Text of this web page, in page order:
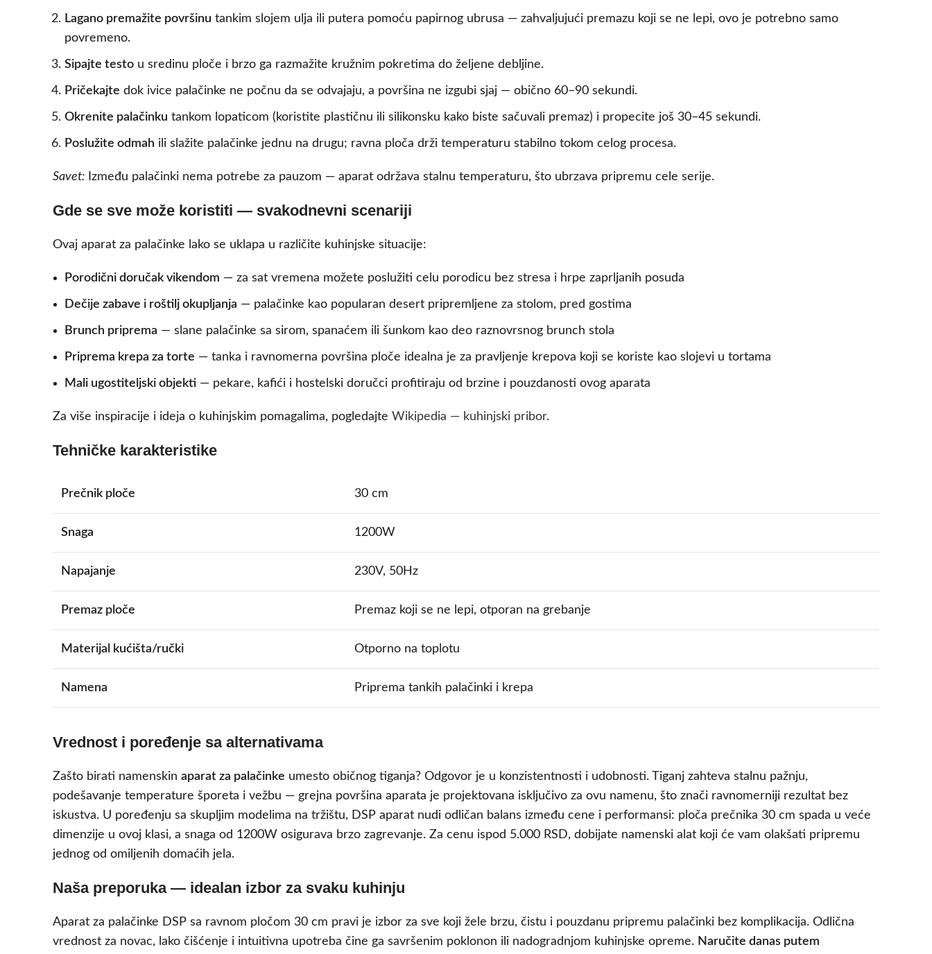
Lagano premažite površinu tankim slojem ulja ili putera pomoću papirnog ubrusa — zahvaljujući premazu koji se ne lepi, ovo je potrebno samo
povremeno.
Sipajte testo u sredinu ploče i brzo ga razmažite kružnim pokretima do željene debljine.
Pričekajte dok ivice palačinke ne počnu da se odvajaju, a površina ne izgubi sjaj — obično 60–90 sekundi.
Okrenite palačinku tankom lopaticom (koristite plastičnu ili silikonsku kako biste sačuvali premaz) i propecite još 30–45 sekundi.
Poslužite odmah ili slažite palačinke jednu na drugu; ravna ploča drži temperaturu stabilno tokom celog procesa.
Savet: Između palačinki nema potrebe za pauzom — aparat održava stalnu temperaturu, što ubrzava pripremu cele serije.
Gde se sve može koristiti — svakodnevni scenariji
Ovaj aparat za palačinke lako se uklapa u različite kuhinjske situacije:
Porodični doručak vikendom — za sat vremena možete poslužiti celu porodicu bez stresa i hrpe zaprljanih posuda
Dečije zabave i roštilj okupljanja — palačinke kao popularan desert pripremljene za stolom, pred gostima
Brunch priprema — slane palačinke sa sirom, spanaćem ili šunkom kao deo raznovrsnog brunch stola
Priprema krepa za torte — tanka i ravnomerna površina ploče idealna je za pravljenje krepova koji se koriste kao slojevi u tortama
Mali ugostiteljski objekti — pekare, kafići i hostelski doručci profitiraju od brzine i pouzdanosti ovog aparata
Za više inspiracije i ideja o kuhinjskim pomagalima, pogledajte Wikipedia — kuhinjski pribor.
Tehničke karakteristike
Prečnik ploče 30 cm
Snaga 1200W
Napajanje 230V, 50Hz
Premaz ploče Premaz koji se ne lepi, otporan na grebanje
Materijal kućišta/ručki Otporno na toplotu
Namena Priprema tankih palačinki i krepa
Vrednost i poređenje sa alternativama
Zašto birati namenskin aparat za palačinke umesto običnog tiganja? Odgovor je u konzistentnosti i udobnosti. Tiganj zahteva stalnu pažnju,
podešavanje temperature šporeta i vežbu — grejna površina aparata je projektovana isključivo za ovu namenu, što znači ravnomerniji rezultat bez
iskustva. U poređenju sa skupljim modelima na tržištu, DSP aparat nudi odličan balans između cene i performansi: ploča prečnika 30 cm spada u veće
dimenzije u ovoj klasi, a snaga od 1200W osigurava brzo zagrevanje. Za cenu ispod 5.000 RSD, dobijate namenski alat koji će vam olakšati pripremu
jednog od omiljenih domaćih jela.
Naša preporuka — idealan izbor za svaku kuhinju
Aparat za palačinke DSP sa ravnom pločom 30 cm pravi je izbor za sve koji žele brzu, čistu i pouzdanu pripremu palačinki bez komplikacija. Odlična
vrednost za novac, lako čišćenje i intuitivna upotreba čine ga savršenim poklonon ili nadogradnjom kuhinjske opreme. Naručite danas putem